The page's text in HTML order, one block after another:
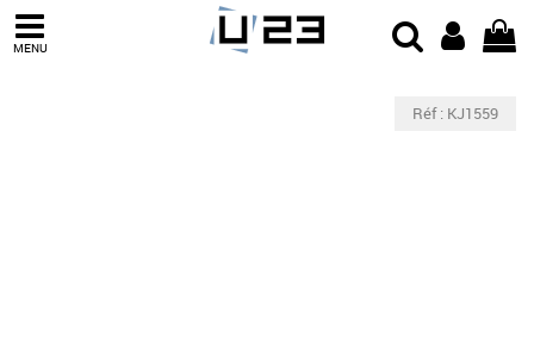
MENU
Réf : KJ1559